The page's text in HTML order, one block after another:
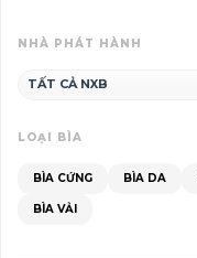
NHÀ PHÁT HÀNH
LOẠI BÌA
BÌA CỨNG BÌA DA
BÌA VẢI